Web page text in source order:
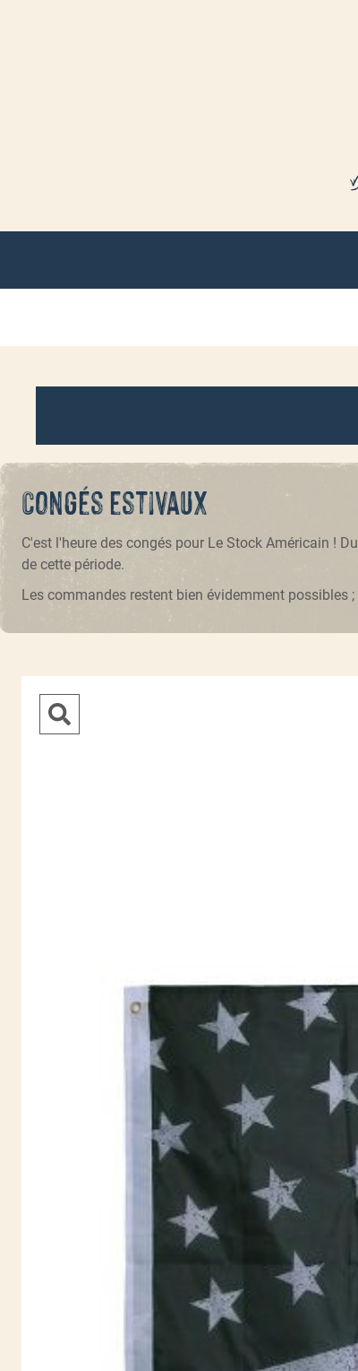
Congés estivaux
C'est l'heure des congés pour Le Stock Américain ! Du
de cette période.
Les commandes restent bien évidemment possibles ;